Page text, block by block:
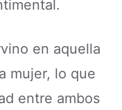
en aquella
mujer, lo que
entre ambos